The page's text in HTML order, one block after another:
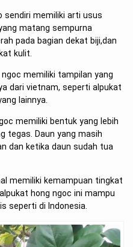
sendiri memiliki arti usus
matang sempurna
pada bagian dekat biji,dan
kulit.
memiliki tampilan yang
dari vietnam, seperti alpukat
lainnya.
memiliki bentuk yang lebih
tegas. Daun yang masih
dan ketika daun sudah tua
memiliki kemampuan tingkat
hong ngoc ini mampu
seperti di Indonesia.